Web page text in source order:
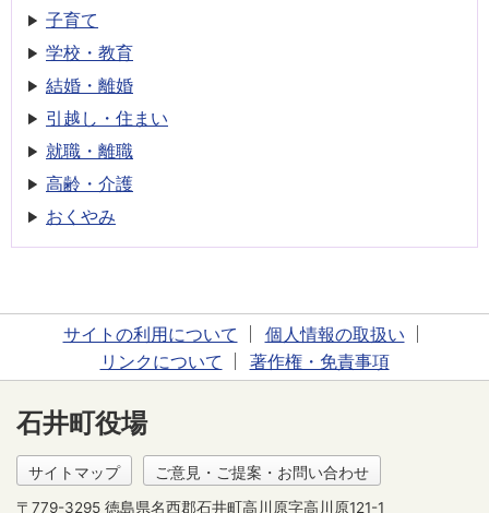
子育て
学校・教育
結婚・離婚
引越し・住まい
就職・離職
高齢・介護
おくやみ
サイトの利用について
個人情報の取扱い
リンクについて
著作権・免責事項
石井町役場
サイトマップ ご意見・ご提案・お問い合わせ
〒779-3295 徳島県名西郡石井町高川原字高川原121-1